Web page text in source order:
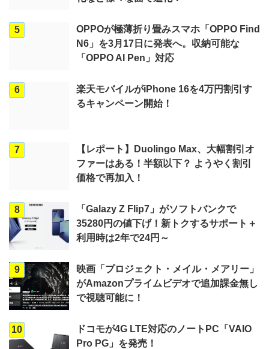
5
OPPOが極薄折り畳みスマホ「OPPO Find
N6」を3月17日に発表へ。収納可能な
「OPPO AI Pen」対応
6
楽天モバイルがiPhone 16を4万円割引す
るキャンペーン開始！
7
【レポート】Duolingo Max、大幅割引オ
ファーはある！半額以下？ ようやく割引
価格で再加入！
8
「Galazy Z Flip7」がソフトバンクで
35280円の値下げ！新トクするサポート＋
利用時は2年で24円～
9
映画「プロジェクト・メイル・メアリー」
がAmazonプライムビデオで追加課金無し
で視聴可能に！
10
ドコモが4G LTE対応のノートPC「VAIO
Pro PG」を発売！